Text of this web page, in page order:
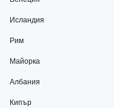
Исландия
Рим
Майорка
Албания
Кипър